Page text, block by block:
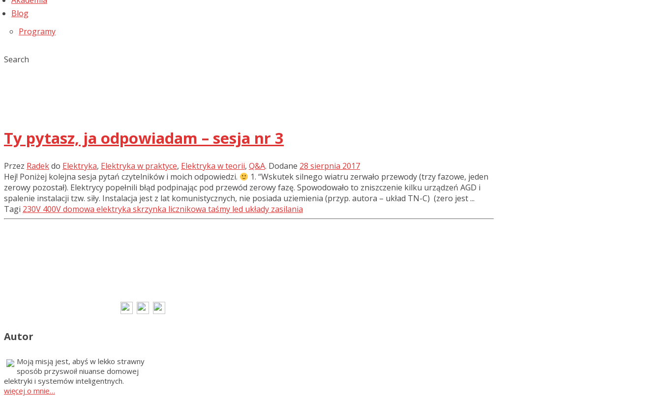
Blog
Programy
Search
Ty pytasz, ja odpowiadam – sesja nr 3
Przez Radekdo Elektryka, Elektryka w praktyce, Elektryka w teorii, Q&A. Dodane 28 sierpnia 2017
Hej! Poniżej kolejna sesja pytań czytelników i moich odpowiedzi.
1. “Wskutek silnego wiatru zerwało przewody (trzy fazowe, jeden
zerowy pozostał). Elektrycy popełnili błąd podpinając pod przewód zerowy fazę. Spowodowało to zniszczenie kilku urządzeń AGD i
spalenie instalacji tzw. siły. Instalacja jest z lat komunistycznych, nie posiada uziemienia (przyp. autora – układ TN-C) (zero jest ...
Tagi 230V 400Vdomowa elektryka skrzynka licznikowa taśmy led układy zasilania
Autor
Moją misją jest, abyś w lekko strawny
sposób przyswoił niuanse domowej
elektryki i systemów inteligentnych.
więcej o mnie…